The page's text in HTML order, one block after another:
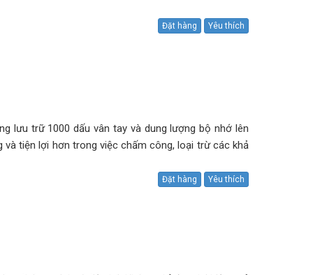
Đặt hàng Yêu thích
lưu trữ 1000 dấu vân tay và dung lượng bộ nhớ lên
và tiện lợi hơn trong việc chấm công, loại trừ các khả
Đặt hàng Yêu thích